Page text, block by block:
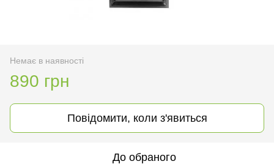
Немає в наявності
890 грн
Повідомити, коли з'явиться
До обраного